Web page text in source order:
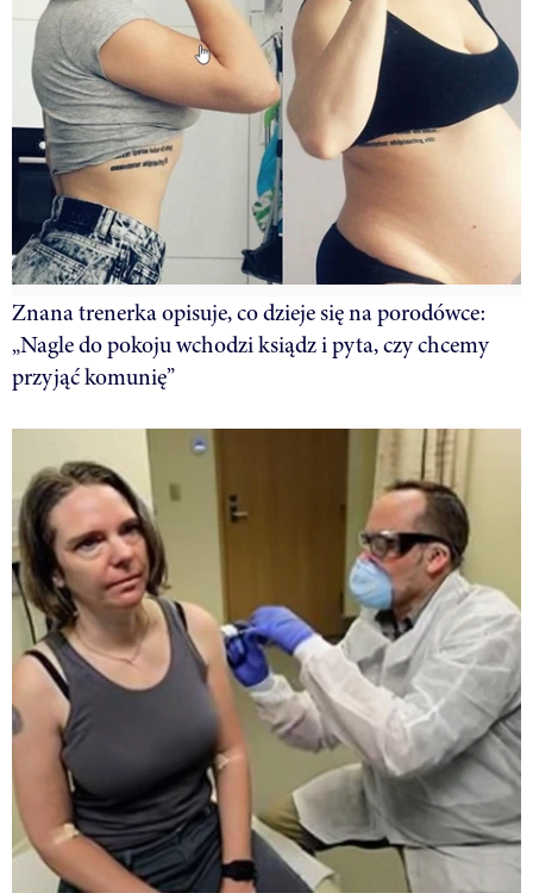
Znana trenerka opisuje, co dzieje się na porodówce:
„Nagle do pokoju wchodzi ksiądz i pyta, czy chcemy
przyjąć komunię”